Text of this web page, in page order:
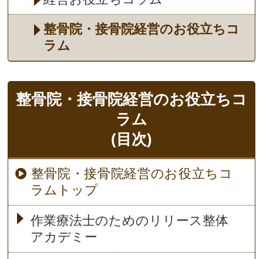
整骨院・接骨院経営のお役立ちコ
ラム
整骨院・接骨院経営のお役立ちコ
ラム
(目次)
整骨院・接骨院経営のお役立ちコ
ラムトップ
作業療法士のためのリリース整体
アカデミー